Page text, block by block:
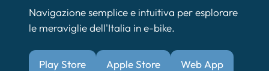
Navigazione semplice e intuitiva per esplorare
le meraviglie dell'Italia in e-bike.
Play Store Apple Store Web App